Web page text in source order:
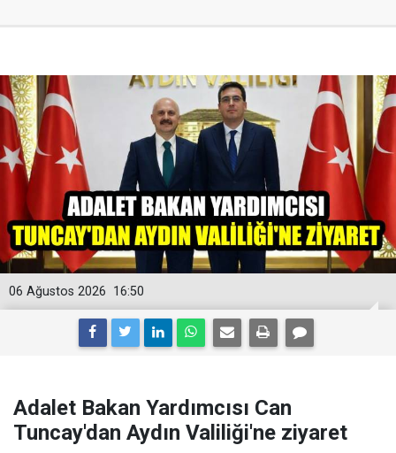
16:50
06 Ağustos 2026
Adalet Bakan Yardımcısı Can
Tuncay'dan Aydın Valiliği'ne ziyaret